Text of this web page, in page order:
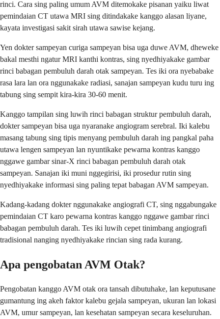
rinci. Cara sing paling umum AVM ditemokake pisanan yaiku liwat
pemindaian CT utawa MRI sing ditindakake kanggo alasan liyane,
kayata investigasi sakit sirah utawa sawise kejang.
Yen dokter sampeyan curiga sampeyan bisa uga duwe AVM, dheweke
bakal mesthi ngatur MRI kanthi kontras, sing nyedhiyakake gambar
rinci babagan pembuluh darah otak sampeyan. Tes iki ora nyebabake
rasa lara lan ora nggunakake radiasi, sanajan sampeyan kudu turu ing
tabung sing sempit kira-kira 30-60 menit.
Kanggo tampilan sing luwih rinci babagan struktur pembuluh darah,
dokter sampeyan bisa uga nyaranake angiogram serebral. Iki kalebu
masang tabung sing tipis menyang pembuluh darah ing pangkal paha
utawa lengen sampeyan lan nyuntikake pewarna kontras kanggo
nggawe gambar sinar-X rinci babagan pembuluh darah otak
sampeyan. Sanajan iki muni nggegirisi, iki prosedur rutin sing
nyedhiyakake informasi sing paling tepat babagan AVM sampeyan.
Kadang-kadang dokter nggunakake angiografi CT, sing nggabungake
pemindaian CT karo pewarna kontras kanggo nggawe gambar rinci
babagan pembuluh darah. Tes iki luwih cepet tinimbang angiografi
tradisional nanging nyedhiyakake rincian sing rada kurang.
Apa pengobatan AVM Otak?
Pengobatan kanggo AVM otak ora tansah dibutuhake, lan keputusane
gumantung ing akeh faktor kalebu gejala sampeyan, ukuran lan lokasi
AVM, umur sampeyan, lan kesehatan sampeyan secara keseluruhan.